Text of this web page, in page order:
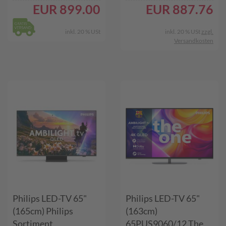
EUR 899.00
inkl. 20 % USt
EUR 887.76
inkl. 20 % USt zzgl.
Versandkosten
Philips LED-TV 65"
(165cm) Philips
Sortiment
Philips LED-TV 65"
(163cm)
65PUS9060/12 The